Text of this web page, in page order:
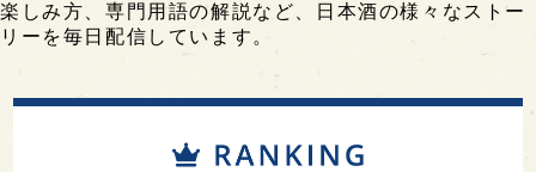
楽しみ方、専門用語の解説など、日本酒の様々なストー
リーを毎日配信しています。